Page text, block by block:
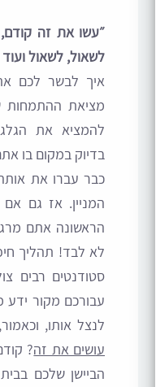
״עשו את זה
לשאול, לשאול
איך לבשר לכם
מציאת ההתמחות
להמציא את
בדיוק במקום בו
כבר עברו את אותה
המניין. אז גם
הראשונה אתם
לא לבד! תהליך
סטודנטים רבים
עבורכם מקור ידע
לנצל אותו,
עושים את זה?
הביישן שלכם